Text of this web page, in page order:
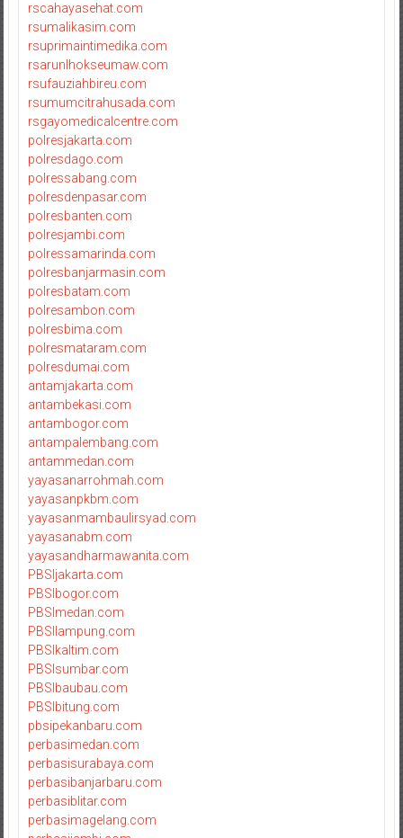
rscahayasehat.com
rsumalikasim.com
rsuprimaintimedika.com
rsarunlhokseumaw.com
rsufauziahbireu.com
rsumumcitrahusada.com
rsgayomedicalcentre.com
polresjakarta.com
polresdago.com
polressabang.com
polresdenpasar.com
polresbanten.com
polresjambi.com
polressamarinda.com
polresbanjarmasin.com
polresbatam.com
polresambon.com
polresbima.com
polresmataram.com
polresdumai.com
antamjakarta.com
antambekasi.com
antambogor.com
antampalembang.com
antammedan.com
yayasanarrohmah.com
yayasanpkbm.com
yayasanmambaulirsyad.com
yayasanabm.com
yayasandharmawanita.com
PBSIjakarta.com
PBSIbogor.com
PBSImedan.com
PBSIlampung.com
PBSIkaltim.com
PBSIsumbar.com
PBSIbaubau.com
PBSIbitung.com
pbsipekanbaru.com
perbasimedan.com
perbasisurabaya.com
perbasibanjarbaru.com
perbasiblitar.com
perbasimagelang.com